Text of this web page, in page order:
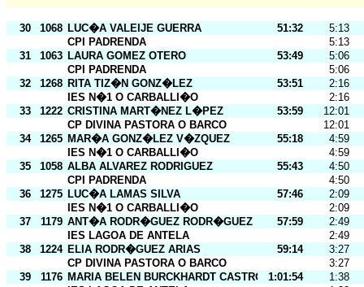
30 1068 LUC�A VALEIJE GUERRA 51:32
5:13
CPI PADRENDA
5:13
31
1063 LAURA GOMEZ OTERO 53:49
5:06
CPI PADRENDA
5:06
32
1268 RITA TIZ�N GONZ�LEZ 53:51
2:16
IES N�1 O CARBALLI�O
2:16
33
1222 CRISTINA MART�NEZ L�PEZ 53:59
12:01
CP DIVINA PASTORA O BARCO
12:01
34
1265 MAR�A GONZ�LEZ V�ZQUEZ 55:18
4:59
IES N�1 O CARBALLI�O
4:59
35
1058 ALBA ALVAREZ RODRIGUEZ 55:43
4:50
CPI PADRENDA
4:50
36
1275 LUC�A LAMAS SILVA 57:46
2:09
IES N�1 O CARBALLI�O
2:09
37
1179 ANT�A RODR�GUEZ RODR�GUEZ 57:59
2:49
IES LAGOA DE ANTELA
2:49
38
1224 ELIA RODR�GUEZ ARIAS 59:14
3:27
CP DIVINA PASTORA O BARCO
3:27
39
1176 MARIA BELEN BURCKHARDT CASTRO 1:01:54
1:38